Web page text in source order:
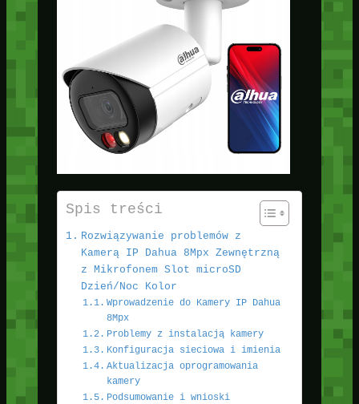
Spis treści
Rozwiązywanie problemów z
Kamerą IP Dahua 8Mpx Zewnętrzną
z Mikrofonem Slot microSD
Dzień/Noc Kolor
Wprowadzenie do Kamery IP Dahua
8Mpx
Problemy z instalacją kamery
Konfiguracja sieciowa i imienia
Aktualizacja oprogramowania
kamery
Podsumowanie i wnioski